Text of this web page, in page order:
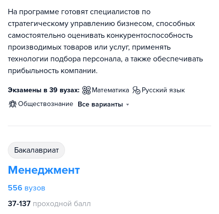
На программе готовят специалистов по
стратегическому управлению бизнесом, способных
самостоятельно оценивать конкурентоспособность
производимых товаров или услуг, применять
технологии подбора персонала, а также обеспечивать
прибыльность компании.
Экзамены в 39 вузах: математика
русский язык
обществознание Все варианты
бакалавриат
Менеджмент
556 вузов
37-137 проходной балл